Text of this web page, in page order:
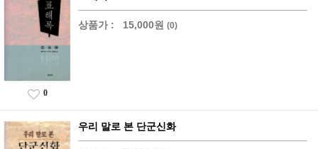
상품가 : 15,000원 (0)
0
우리 말로 본 단군신화